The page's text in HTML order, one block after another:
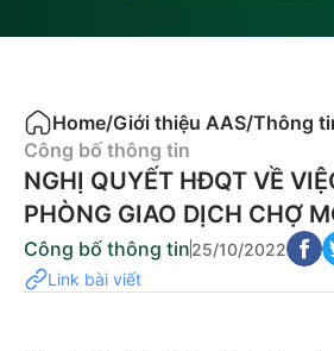
Home/Giới thiệu AAS/Thông
Công bố thông tin
NGHỊ QUYẾT HĐQT VỀ
PHÒNG GIAO DỊCH CHỢ
Công bố thông tin25/10/2022
Link bài viết